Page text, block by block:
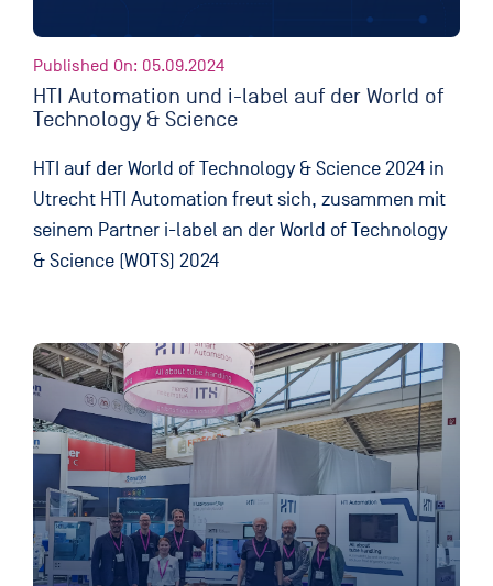
Published On: 05.09.2024
HTI Automation und i-label auf der World of
Technology & Science
HTI auf der World of Technology & Science 2024 in
Utrecht HTI Automation freut sich, zusammen mit
seinem Partner i-label an der World of Technology
& Science (WOTS) 2024